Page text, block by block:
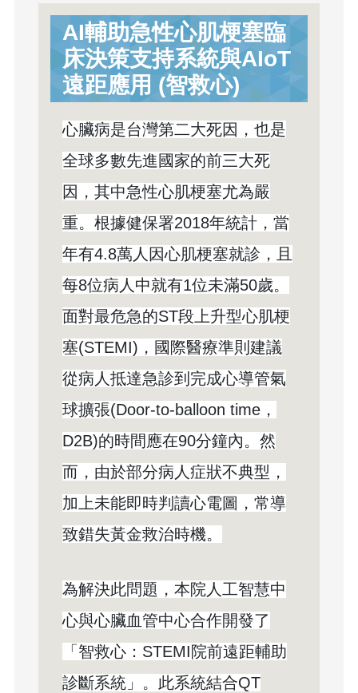
AI輔助急性心肌梗塞臨
床決策支持系統與AIoT
遠距應用 (智救心)
心臟病是台灣第二大死因，也是
全球多數先進國家的前三大死
因，其中急性心肌梗塞尤為嚴
重。根據健保署2018年統計，當
年有4.8萬人因心肌梗塞就診，且
每8位病人中就有1位未滿50歲。
面對最危急的ST段上升型心肌梗
塞(STEMI)，國際醫療準則建議
從病人抵達急診到完成心導管氣
球擴張(Door-to-balloon time，
D2B)的時間應在90分鐘內。然
而，由於部分病人症狀不典型，
加上未能即時判讀心電圖，常導
致錯失黃金救治時機。
為解決此問題，本院人工智慧中
心與心臟血管中心合作開發了
「智救心：STEMI院前遠距輔助
診斷系統」。此系統結合QT